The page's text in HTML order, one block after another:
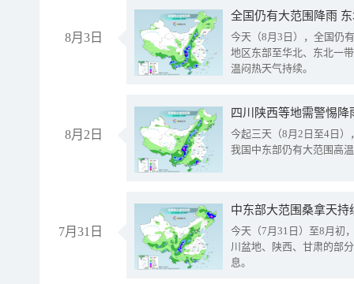
8月3日
全国仍有大范围降雨
今天（8月3日），全国仍
地区东部至华北、东北一
温闷热天气持续。
8月2日
今起三天（8月2日至4日
我国中东部仍有大范围高
7月31日
中东部大范围桑拿天
今天（7月31日）至8月初
川盆地、陕西、甘肃的部
息。